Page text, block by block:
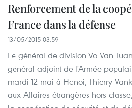
Renforcement de la
France dans la défense
13/05/2015 03:59
Le général de division Vo Van
général adjoint de l'Armée
mardi 12 mai à Hanoi, Thierry
aux Affaires étrangères hors